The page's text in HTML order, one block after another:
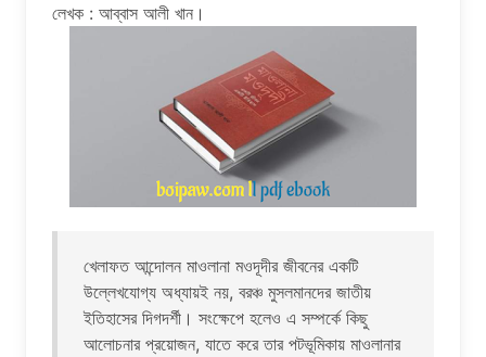
লেখক : আব্বাস আলী খান।
খেলাফত আন্দোলন মাওলানা মওদূদীর জীবনের একটি
উল্লেখযোগ্য অধ্যায়ই নয়, বরঞ্চ মুসলমানদের জাতীয়
ইতিহাসের দিগদর্শী। সংক্ষেপে হলেও এ সম্পর্কে কিছু
আলোচনার প্রয়োজন, যাতে করে তার পটভূমিকায় মাওলানার